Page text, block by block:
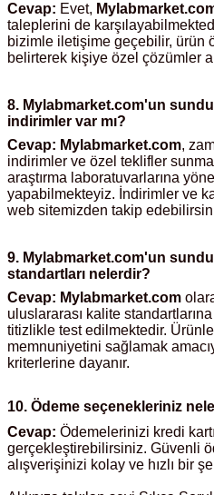
Bulaşık Yıkama Makineleri
Krozeler
Küvetleri
Cevap: Evet,
taleplerini de
bizimle iletişime geçebilir, ürün
belirterek kişiye özel çözümler
8. Mylabmarket.com'un
indirimler var mı?
Cevap: Mylabmarket.com,
indirimler ve özel teklifler
araştırma laboratuvarlarına
yapabilmekteyiz. İndirimler ve
web sitemizden takip
9. Mylabmarket.com'un
standartları nelerdir?
Cevap: Mylabmarket.com
uluslararası kalite
titizlikle test edilmektedir.
memnuniyetini sağlamak
kriterlerine dayanır.
10. Ödeme seçenekleriniz
Cevap: Ödemelerinizi kredi
gerçekleştirebilirsiniz. Güvenli
alışverişinizi kolay ve hızlı bir